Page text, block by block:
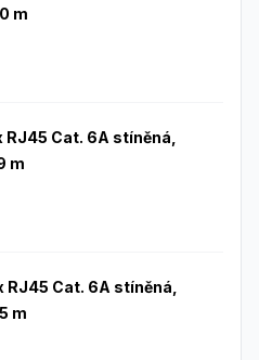
m
RJ45 Cat. 6A stíněná,
m
RJ45 Cat. 6A stíněná,
m